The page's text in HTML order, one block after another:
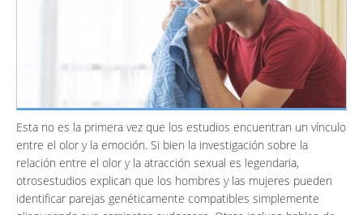
Esta no es la primera vez que los estudios encuentran un vínculo
entre el olor y la emoción. Si bien la investigación sobre la
relación entre el olor y la atracción sexual es legendaria,
otrosestudios explican que los hombres y las mujeres pueden
identificar parejas genéticamente compatibles simplemente